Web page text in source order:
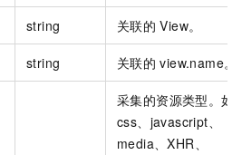
string 关联的 View。
string 关联的 view.name。
采集的资源类型。如
css、javascript、
media、XHR、